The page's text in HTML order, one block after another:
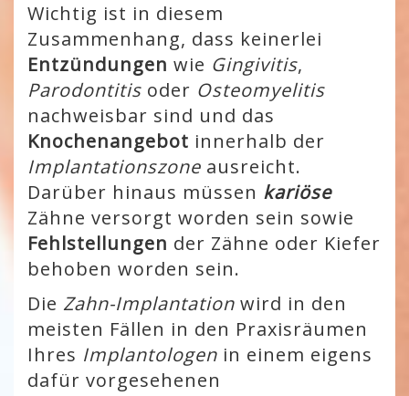
Wichtig ist in diesem
Zusammenhang, dass keinerlei
Entzündungen wie Gingivitis,
Parodontitis oder Osteomyelitis
nachweisbar sind und das
Knochenangebot innerhalb der
Implantationszone ausreicht.
Darüber hinaus müssen kariöse
Zähne versorgt worden sein sowie
Fehlstellungen der Zähne oder Kiefer
behoben worden sein.
Die Zahn-Implantation wird in den
meisten Fällen in den Praxisräumen
Ihres Implantologen in einem eigens
dafür vorgesehenen